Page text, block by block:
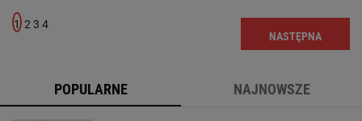
1 2 3 4
NASTĘPNA
POPULARNE NAJNOWSZE